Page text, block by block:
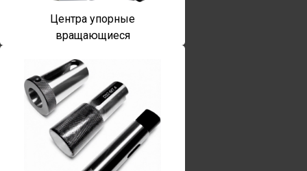
Центра упорные
вращающиеся